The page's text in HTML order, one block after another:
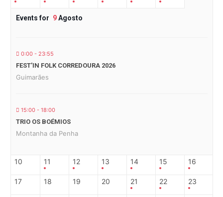
Events for 9Agosto
0:00 - 23:55
FEST’IN FOLK CORREDOURA 2026
Guimarães
15:00 - 18:00
TRIO OS BOÉMIOS
Montanha da Penha
10 11 12 13 14 15 16
17 18 19 20 21 22 23